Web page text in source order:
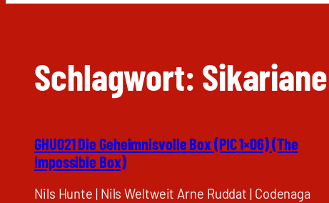
Schlagwort:
GHU021 Die Geheimnisvolle Box (PIC 1×06) (The
Impossible Box)
Nils Hunte | Nils Weltweit Arne Ruddat | Codenaga